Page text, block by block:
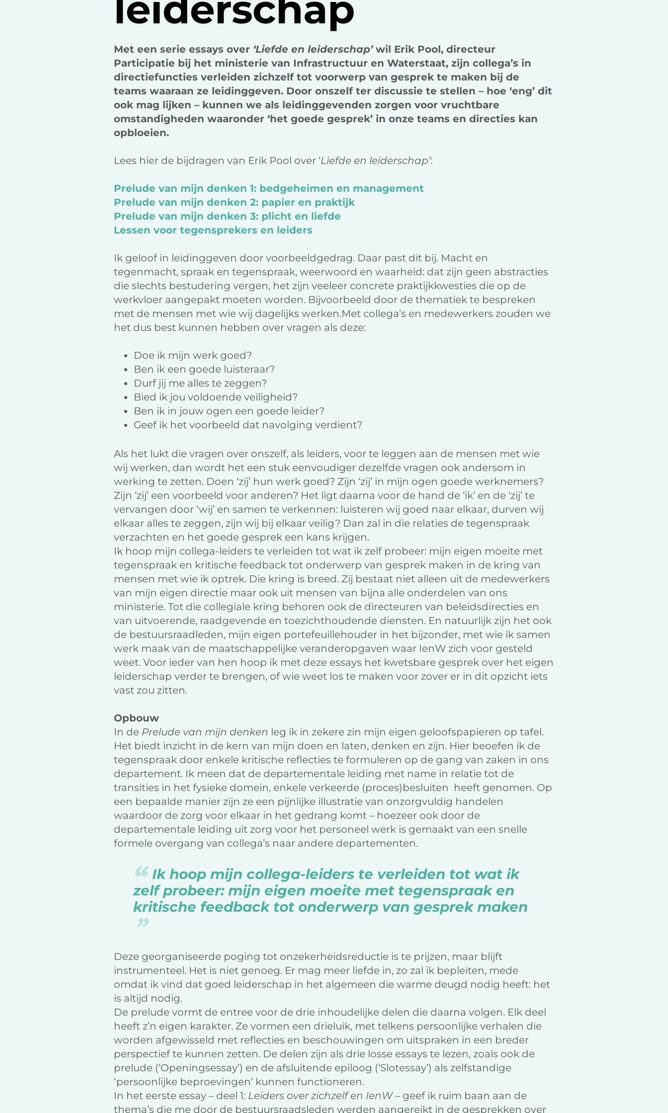
Met een serie essays over ‘Liefde en leiderschap’wil Erik Pool, directeur
Participatie bij het ministerie van Infrastructuur en Waterstaat, zijn collega’s in
directiefuncties verleiden zichzelf tot voorwerp van gesprek te maken bij de
teams waaraan ze leidinggeven. Door onszelf ter discussie te stellen – hoe ‘eng’ dit
ook mag lijken – kunnen we als leidinggevenden zorgen voor vruchtbare
omstandigheden waaronder ‘het goede gesprek’ in onze teams en directies kan
opbloeien.
Lees hier de bijdragen van Erik Pool over ‘Liefde en leiderschap’:
Prelude van mijn denken 1: bedgeheimen en management
Prelude van mijn denken 2: papier en praktijk
Prelude van mijn denken 3: plicht en liefde
Lessen voor tegensprekers en leiders
Ik geloof in leidinggeven door voorbeeldgedrag. Daar past dit bij. Macht en
tegenmacht, spraak en tegenspraak, weerwoord en waarheid: dat zijn geen abstracties
die slechts bestudering vergen, het zijn veeleer concrete praktijkkwesties die op de
werkvloer aangepakt moeten worden. Bijvoorbeeld door de thematiek te bespreken
met de mensen met wie wij dagelijks werken.Met collega’s en medewerkers zouden we
het dus best kunnen hebben over vragen als deze:
Doe ik mijn werk goed?
Ben ik een goede luisteraar?
Durf jij me alles te zeggen?
Bied ik jou voldoende veiligheid?
Ben ik in jouw ogen een goede leider?
Geef ik het voorbeeld dat navolging verdient?
Als het lukt die vragen over onszelf, als leiders, voor te leggen aan de mensen met wie
wij werken, dan wordt het een stuk eenvoudiger dezelfde vragen ook andersom in
werking te zetten. Doen ‘zij’ hun werk goed? Zijn ‘zij’ in mijn ogen goede werknemers?
Zijn ‘zij’ een voorbeeld voor anderen? Het ligt daarna voor de hand de ‘ik’ en de ‘zij’ te
vervangen door ‘wij’ en samen te verkennen: luisteren wij goed naar elkaar, durven wij
elkaar alles te zeggen, zijn wij bij elkaar veilig? Dan zal in die relaties de tegenspraak
verzachten en het goede gesprek een kans krijgen.
Ik hoop mijn collega-leiders te verleiden tot wat ik zelf probeer: mijn eigen moeite met
tegenspraak en kritische feedback tot onderwerp van gesprek maken in de kring van
mensen met wie ik optrek. Die kring is breed. Zij bestaat niet alleen uit de medewerkers
van mijn eigen directie maar ook uit mensen van bijna alle onderdelen van ons
ministerie. Tot die collegiale kring behoren ook de directeuren van beleidsdirecties en
van uitvoerende, raadgevende en toezichthoudende diensten. En natuurlijk zijn het ook
de bestuursraadleden, mijn eigen portefeuillehouder in het bijzonder, met wie ik samen
werk maak van de maatschappelijke veranderopgaven waar IenW zich voor gesteld
weet. Voor ieder van hen hoop ik met deze essays het kwetsbare gesprek over het eigen
leiderschap verder te brengen, of wie weet los te maken voor zover er in dit opzicht iets
vast zou zitten.
Opbouw
In de Prelude van mijn denken leg ik in zekere zin mijn eigen geloofspapieren op tafel.
Het biedt inzicht in de kern van mijn doen en laten, denken en zijn. Hier beoefen ik de
tegenspraak door enkele kritische reflecties te formuleren op de gang van zaken in ons
departement. Ik meen dat de departementale leiding met name in relatie tot de
transities in het fysieke domein, enkele verkeerde (proces)besluiten heeft genomen. Op
een bepaalde manier zijn ze een pijnlijke illustratie van onzorgvuldig handelen
waardoor de zorg voor elkaar in het gedrang komt – hoezeer ook door de
departementale leiding uit zorg voor het personeel werk is gemaakt van een snelle
formele overgang van collega’s naar andere departementen.
Ik hoop mijn collega-leiders te verleiden tot wat ik
zelf probeer: mijn eigen moeite met tegenspraak en
kritische feedback tot onderwerp van gesprek maken
Deze georganiseerde poging tot onzekerheidsreductie is te prijzen, maar blijft
instrumenteel. Het is niet genoeg. Er mag meer liefde in, zo zal ik bepleiten, mede
omdat ik vind dat goed leiderschap in het algemeen die warme deugd nodig heeft: het
is altijd nodig.
De prelude vormt de entree voor de drie inhoudelijke delen die daarna volgen. Elk deel
heeft z’n eigen karakter. Ze vormen een drieluik, met telkens persoonlijke verhalen die
worden afgewisseld met reflecties en beschouwingen om uitspraken in een breder
perspectief te kunnen zetten. De delen zijn als drie losse essays te lezen, zoals ook de
prelude (‘Openingsessay’) en de afsluitende epiloog (‘Slotessay’) als zelfstandige
‘persoonlijke beproevingen’ kunnen functioneren.
In het eerste essay – deel 1: Leiders over zichzelf en IenW– geef ik ruim baan aan de
thema’s die me door de bestuursraadsleden werden aangereikt in de gesprekken over